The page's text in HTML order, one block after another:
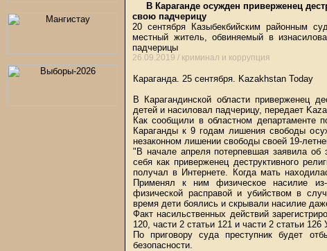
В Караганде осужден приверженец
свою падчерицу
20 сентября Казыбекбийским районным
местный житель, обвиняемый в
падчерицы
26.09.2019 / криминал и коррупция
Караганда. 25 сентября. Kazakhstan Today
В Карагандинской области приверженец
детей и насиловал падчерицу, передает
Как сообщили в областном департаменте
Караганды к 9 годам лишения свободы
незаконном лишении свободы своей 19-
"В начале апреля потерпевшая заявила
себя как приверженец деструктивного
получал в Интернете. Когда мать
Применял к ним физическое насилие
физической расправой и убийством в
время дети боялись и скрывали насилие
Факт насильственных действий
120, части 2 статьи 121 и части 2 статьи
По приговору суда преступник будет
безопасности.